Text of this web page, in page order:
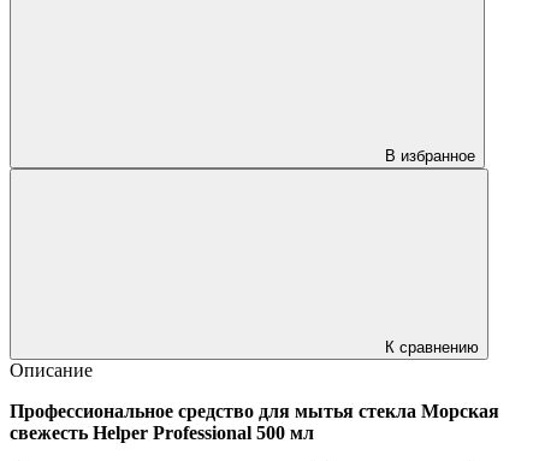
В избранное
К сравнению
Описание
Профессиональное средство для мытья стекла Морская
свежесть Helper Professional 500 мл